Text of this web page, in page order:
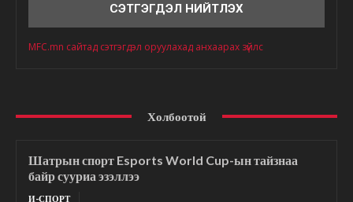
MFC.mn сайтад сэтгэгдэл оруулахад анхаарах зүйлс
Холбоотой
Шатрын спорт Esports World Cup-ын тайзнаа
байр сууриа эзэллээ
И-СПОРТ